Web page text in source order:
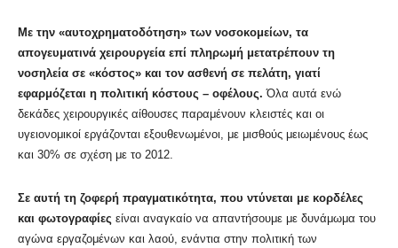
Με την «αυτοχρηματοδότηση» των νοσοκομείων, τα
απογευματινά χειρουργεία επί πληρωμή μετατρέπουν τη
νοσηλεία σε «κόστος» και τον ασθενή σε πελάτη, γιατί
εφαρμόζεται η πολιτική κόστους – οφέλους.Όλα αυτά ενώ
δεκάδες χειρουργικές αίθουσες παραμένουν κλειστές και οι
υγειονομικοί εργάζονται εξουθενωμένοι, με μισθούς μειωμένους έως
και 30% σε σχέση με το 2012.
Σε αυτή τη ζοφερή πραγματικότητα, που ντύνεται με κορδέλες
και φωτογραφίες είναι αναγκαίο να απαντήσουμε με δυνάμωμα του
αγώνα εργαζομένων και λαού, ενάντια στην πολιτική των